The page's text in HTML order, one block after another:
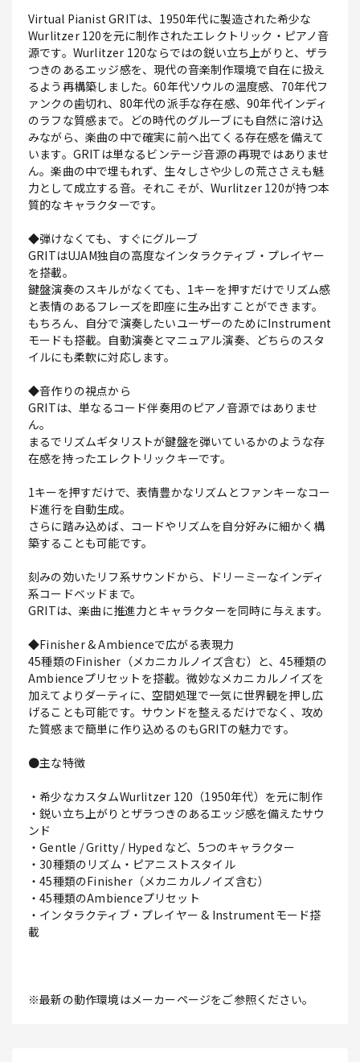
Virtual Pianist GRITは、1950年代に製造された希少な
Wurlitzer 120を元に制作されたエレクトリック・ピアノ音
源です。Wurlitzer 120ならではの鋭い立ち上がりと、ザラ
つきのあるエッジ感を、現代の音楽制作環境で自在に扱え
るよう再構築しました。60年代ソウルの温度感、70年代フ
ァンクの歯切れ、80年代の派手な存在感、90年代インディ
のラフな質感まで。どの時代のグルーブにも自然に溶け込
みながら、楽曲の中で確実に前へ出てくる存在感を備えて
います。GRITは単なるビンテージ音源の再現ではありませ
ん。楽曲の中で埋もれず、生々しさや少しの荒ささえも魅
力として成立する音。それこそが、Wurlitzer 120が持つ本
質的なキャラクターです。
◆弾けなくても、すぐにグルーブ
GRITはUJAM独自の高度なインタラクティブ・プレイヤー
を搭載。
鍵盤演奏のスキルがなくても、1キーを押すだけでリズム感
と表情のあるフレーズを即座に生み出すことができます。
もちろん、自分で演奏したいユーザーのためにInstrument
モードも搭載。自動演奏とマニュアル演奏、どちらのスタ
イルにも柔軟に対応します。
◆音作りの視点から
GRITは、単なるコード伴奏用のピアノ音源ではありませ
ん。
まるでリズムギタリストが鍵盤を弾いているかのような存
在感を持ったエレクトリックキーです。
1キーを押すだけで、表情豊かなリズムとファンキーなコー
ド進行を自動生成。
さらに踏み込めば、コードやリズムを自分好みに細かく構
築することも可能です。
刻みの効いたリフ系サウンドから、ドリーミーなインディ
系コードベッドまで。
GRITは、楽曲に推進力とキャラクターを同時に与えます。
◆Finisher & Ambienceで広がる表現力
45種類のFinisher（メカニカルノイズ含む）と、45種類の
Ambienceプリセットを搭載。微妙なメカニカルノイズを
加えてよりダーティに、空間処理で一気に世界観を押し広
げることも可能です。サウンドを整えるだけでなく、攻め
た質感まで簡単に作り込めるのもGRITの魅力です。
●主な特徴
・希少なカスタムWurlitzer 120（1950年代）を元に制作
・鋭い立ち上がりとザラつきのあるエッジ感を備えたサウ
ンド
・Gentle / Gritty / Hyped など、5つのキャラクター
・30種類のリズム・ピアニストスタイル
・45種類のFinisher（メカニカルノイズ含む）
・45種類のAmbienceプリセット
・インタラクティブ・プレイヤー & Instrumentモード搭
載
※最新の動作環境はメーカーページをご参照ください。